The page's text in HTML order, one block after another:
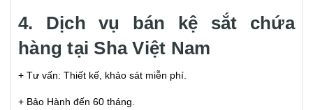
4. Dịch vụ bán kệ sắt chứa
hàng tại Sha Việt Nam
+ Tư vấn: Thiết kế, khảo sát miễn phí.
+ Bảo Hành đến 60 tháng.